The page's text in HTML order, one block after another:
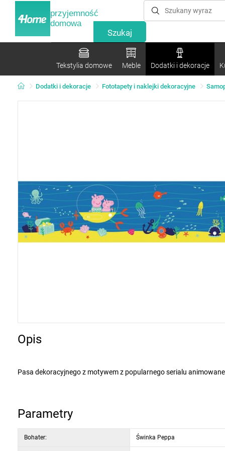
przyjemność
domowa
Tekstylia domowe Meble Dodatki i dekoracje
Dodatki i dekoracje Fototapety i naklejki dekoracyjne
Opis
Pasa dekoracyjnego z motywem z popularnego serialu animowanego Świnka Peppa nie powinno zabraknąć w żadnym pokoju dziecka. Każde
Można zastosować go oddzielnie
Aplikacja jest bardzo łatwa. Na czystej i gładkiej powierzchnię należy narysować linię poziomą i umieścić na niej pas dekoracyjny. Przed
końcowym dociśnięciem pasa należy upewnić się, że został on poprawnie umieszczony. By ułatwić naklejanie pasa dekoracyjnego, można go
Parametry
Bohater: Świnka Peppa